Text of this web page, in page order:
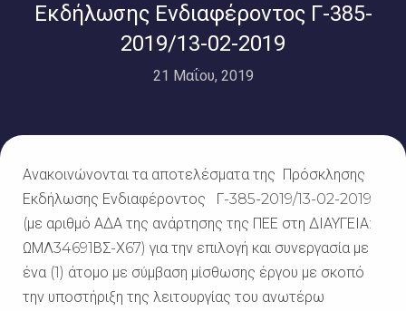
Εκδήλωσης Ενδιαφέροντος Γ-385-
2019/13-02-2019
21 Μαΐου, 2019
Ανακοινώνονται τα αποτελέσματα της Πρόσκλησης
Εκδήλωσης Ενδιαφέροντος Γ-385-2019/13-02-2019
(με αριθμό ΑΔΑ της ανάρτησης της ΠΕΕ στη ΔΙΑΥΓΕΙΑ:
ΩΜΛ34691ΒΣ-Χ67) για την επιλογή και συνεργασία με
ένα (1) άτομο με σύμβαση μίσθωσης έργου με σκοπό
την υποστήριξη της λειτουργίας του ανωτέρω